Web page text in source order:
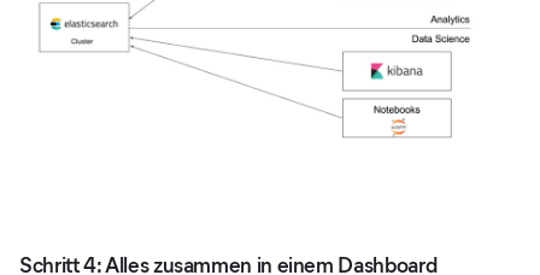
Schritt 4: Alles zusammen in einem Dashboard